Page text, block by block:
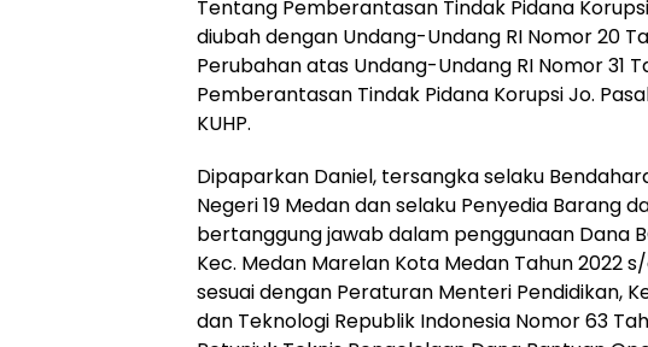
Tentang Pemberantasan Tindak Pidana
diubah dengan Undang-Undang RI Nomor 20
Perubahan atas Undang-Undang RI Nomor 31
Pemberantasan Tindak Pidana Korupsi Jo.
KUHP.
Dipaparkan Daniel, tersangka selaku
Negeri 19 Medan dan selaku Penyedia Barang
bertanggung jawab dalam penggunaan Dana
Kec. Medan Marelan Kota Medan Tahun 2022
sesuai dengan Peraturan Menteri Pendidikan,
dan Teknologi Republik Indonesia Nomor 63